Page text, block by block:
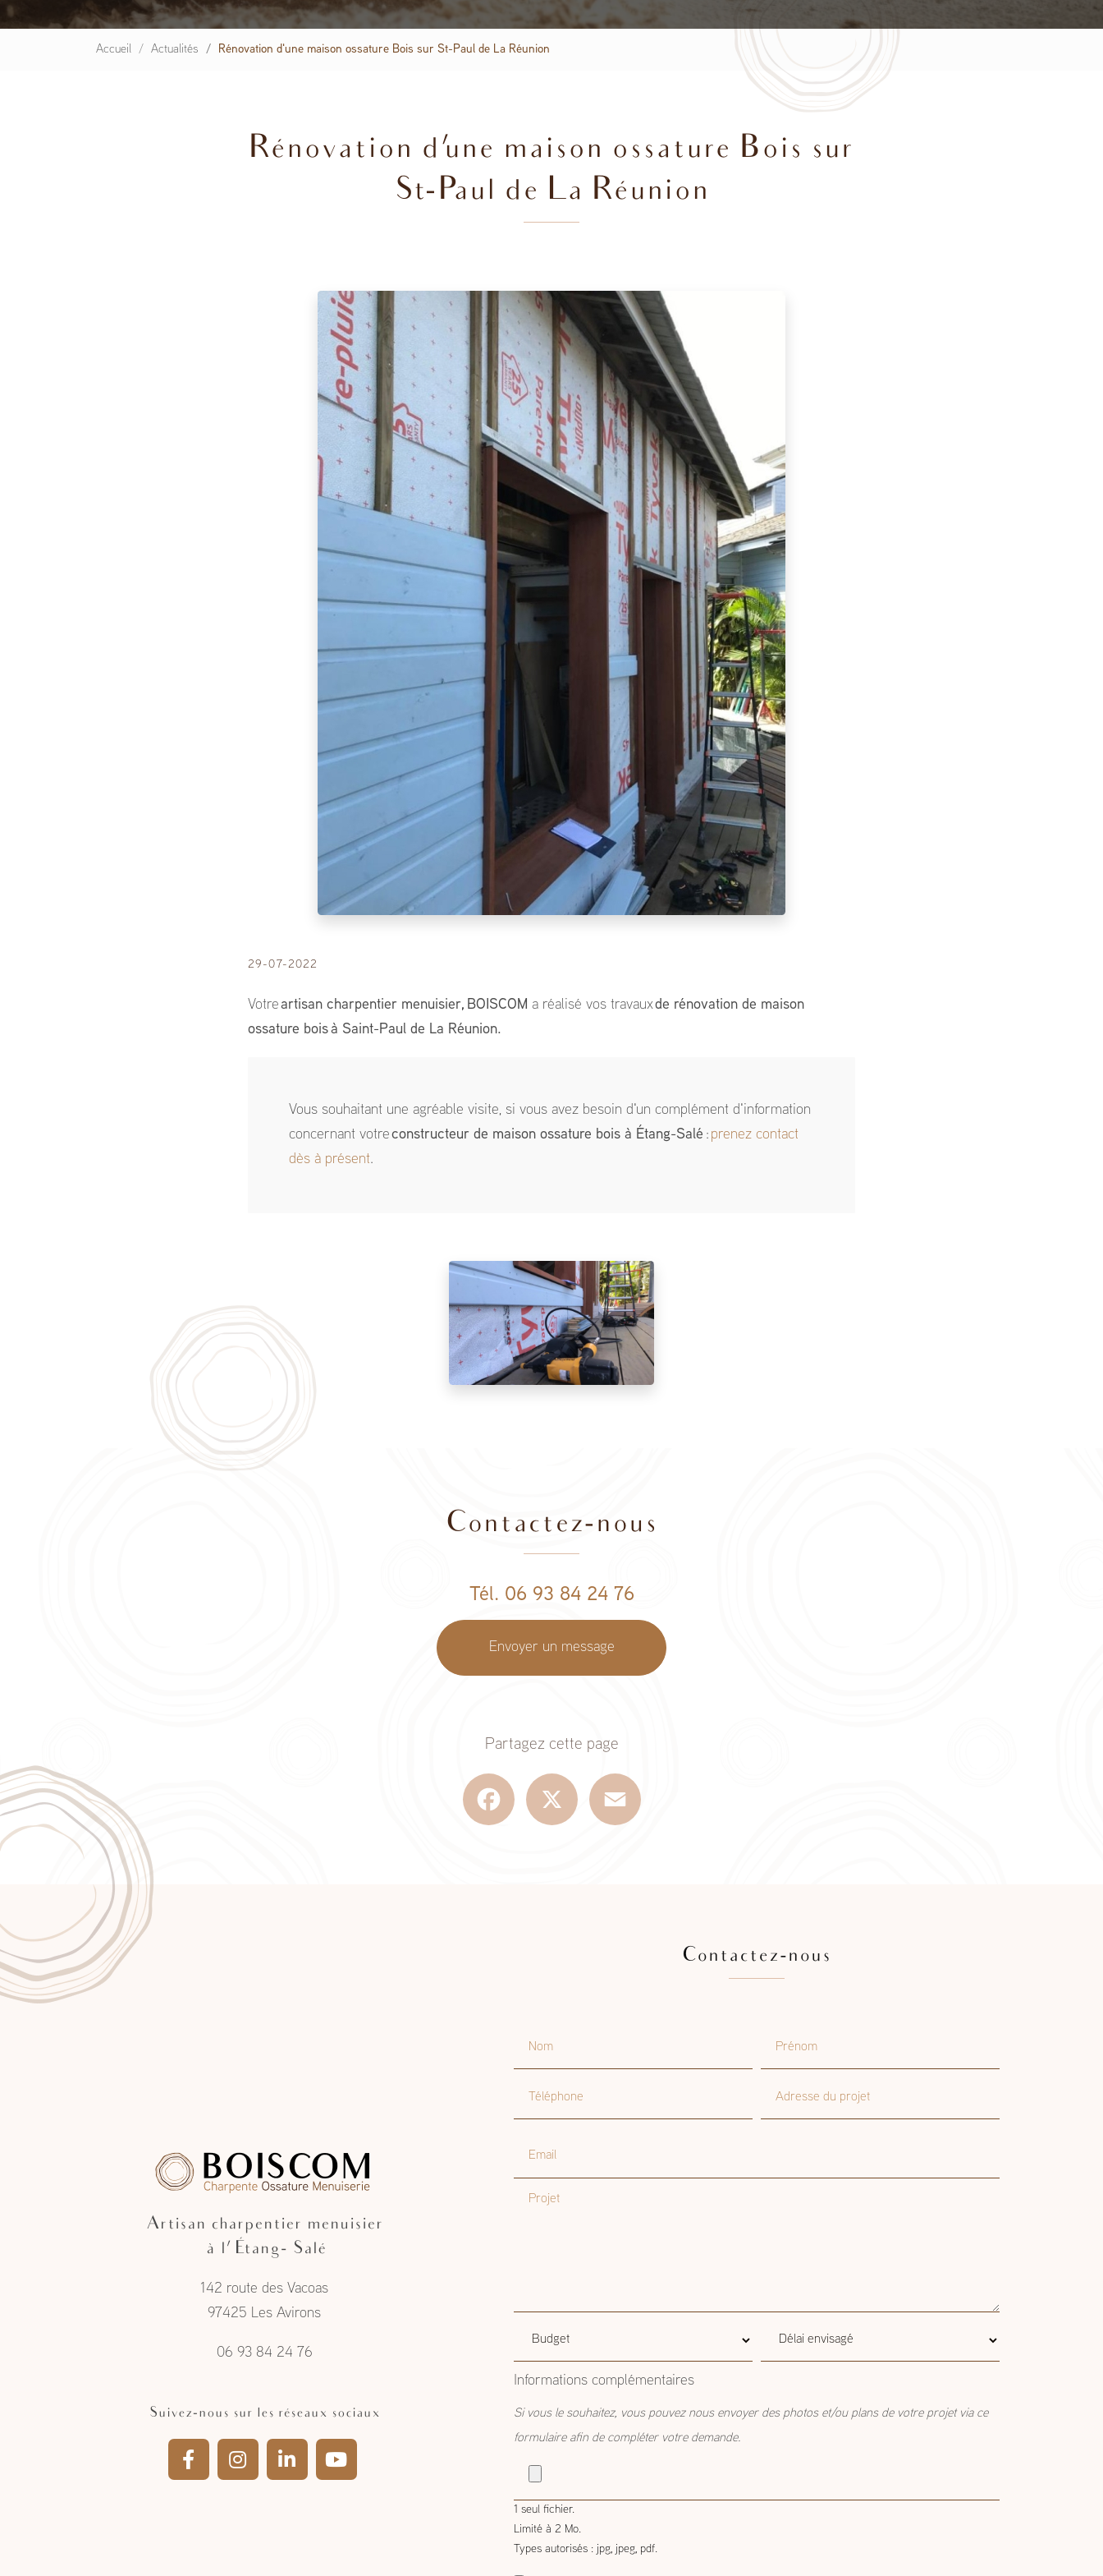
Accueil Actualités Rénovation d'une maison ossature Bois sur St-Paul de La Réunion
Rénovation d'une maison ossature Bois sur
St-Paul de La Réunion
29-07-2022
Votreartisan charpentier menuisier, BOISCOM a réalisé vos travauxde rénovation de maison
ossature boisà Saint-Paul de La Réunion.
Vous souhaitant une agréable visite, si vous avez besoin d'un complément d'information
concernant votreconstructeur de maison ossature bois à Étang-Salé : prenez contact
dès à présent.
Contactez-nous
Tél. 06 93 84 24 76
Envoyer un message
Partagez cette page
Facebook
Artisan charpentier menuisier
à l'Étang- Salé
142 route des Vacoas
97425 Les Avirons
06 93 84 24 76
Suivez-nous sur les réseaux sociaux
Contactez-nous
Nom Prénom
Email
Projet
Budget
estimatif
Budget estimatif
Délai
envisagé
Délai envisagé
Informations complémentaires
Si vous le souhaitez, vous pouvez nous envoyer des photos et/ou plans de votre projet via ce
formulaire afin de compléter votre demande.
1 seul fichier.
Limité à 2 Mo.
Types autorisés : jpg, jpeg, pdf.